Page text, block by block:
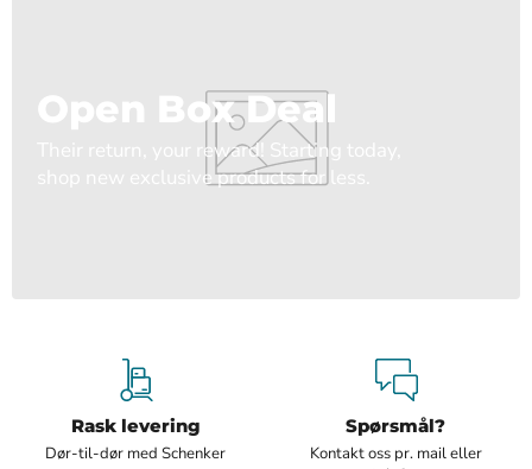
Open Box Deal
Their return, your reward! Starting today,
shop new exclusive products for less.
Rask levering
Dør-til-dør med Schenker
Spørsmål?
Kontakt oss pr. mail eller